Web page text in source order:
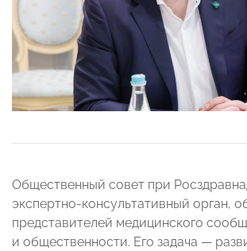
Общественный совет при
экспертно-консультативный орган,
представителей медицинского
и общественности. Его задача —